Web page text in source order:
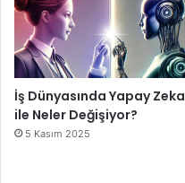
İş Dünyasında Yapay Zeka
ile Neler Değişiyor?
5 Kasım 2025